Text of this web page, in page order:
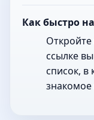
Как быстро
ссылке
список, в
знакомое